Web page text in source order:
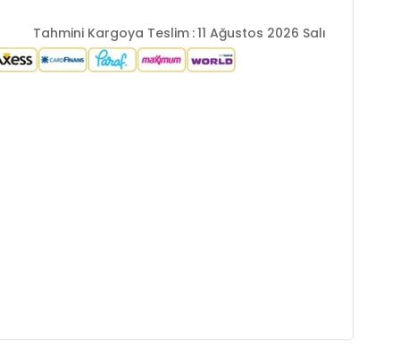
Tahmini Kargoya Teslim :11 Ağustos 2026 Salı